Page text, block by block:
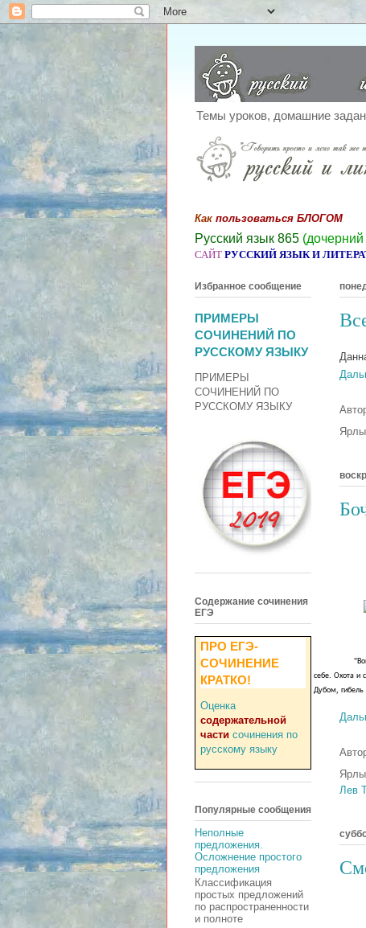
Темы уроков, домашние
Как пользоваться БЛОГОМ
Русский язык 865 (дочерний
САЙТ РУССКИЙ ЯЗЫК И
"
себе. Охота и
Дубом, гибель
Лев
Избранное сообщение
ПРИМЕРЫ
СОЧИНЕНИЙ ПО
РУССКОМУ ЯЗЫКУ
ПРИМЕРЫ
СОЧИНЕНИЙ ПО
РУССКОМУ ЯЗЫКУ
Содержание сочинения
ЕГЭ
ПРО ЕГЭ-
СОЧИНЕНИЕ
КРАТКО!
Оценка
содержательной
части сочинения по
русскому языку
Популярные сообщения
Неполные
предложения.
Осложнение простого
предложения
Классификация
простых предложений
по распространенности
и полноте